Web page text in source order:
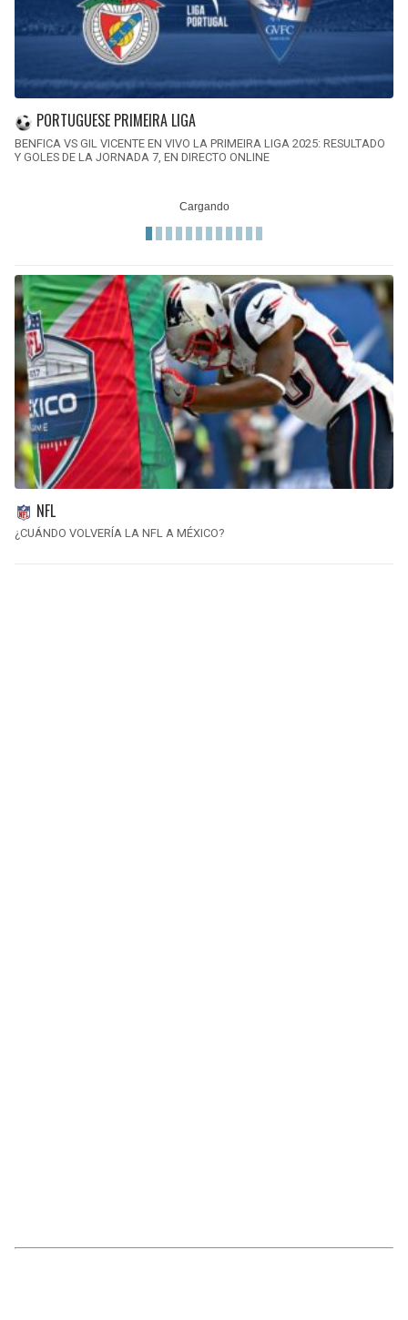
PORTUGUESE PRIMEIRA LIGA
BENFICA VS GIL VICENTE EN VIVO LA PRIMEIRA LIGA 2025: RESULTADO
Y GOLES DE LA JORNADA 7, EN DIRECTO ONLINE
NFL
¿CUÁNDO VOLVERÍA LA NFL A MÉXICO?